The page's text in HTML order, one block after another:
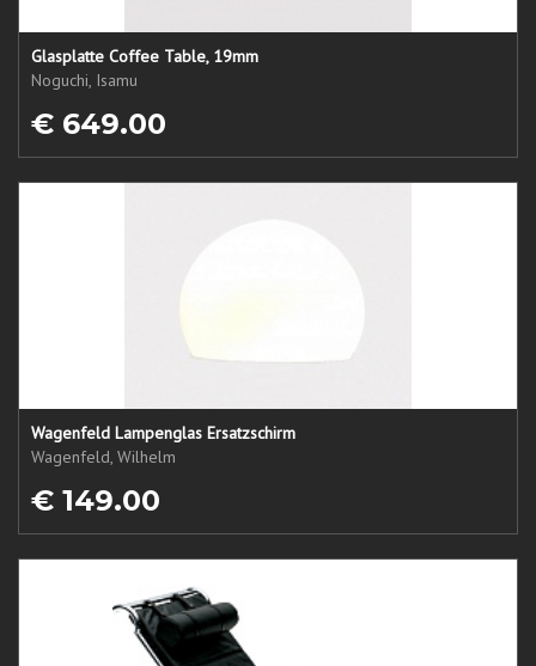
Glasplatte Coffee Table, 19mm
Noguchi, Isamu
€ 649.00
Wagenfeld Lampenglas Ersatzschirm
Wagenfeld, Wilhelm
€ 149.00